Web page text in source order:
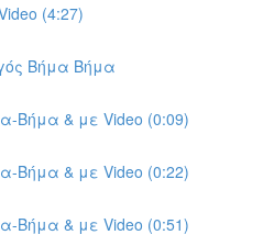
(4:27)
Βήμα Βήμα
Βήμα & με Video (0:09)
Βήμα & με Video (0:22)
Βήμα & με Video (0:51)